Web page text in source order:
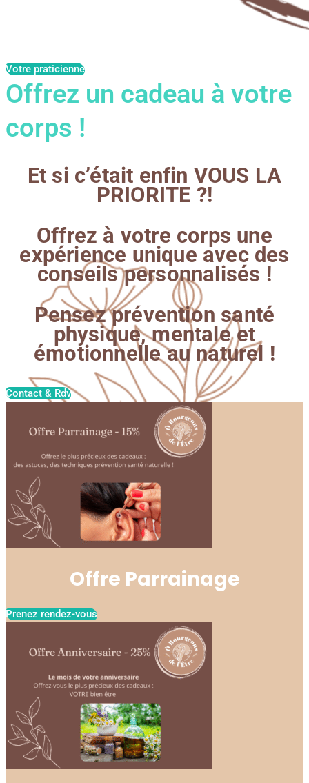
Votre praticienne
Offrez un cadeau à votre
corps !
Et si c’était enfin VOUS LA
PRIORITE ?!
Offrez à votre corps une
expérience unique avec des
conseils personnalisés !
Pensez prévention santé
physique, mentale et
émotionnelle au naturel !
Contact & Rdv
Offre Parrainage
Prenez rendez-vous